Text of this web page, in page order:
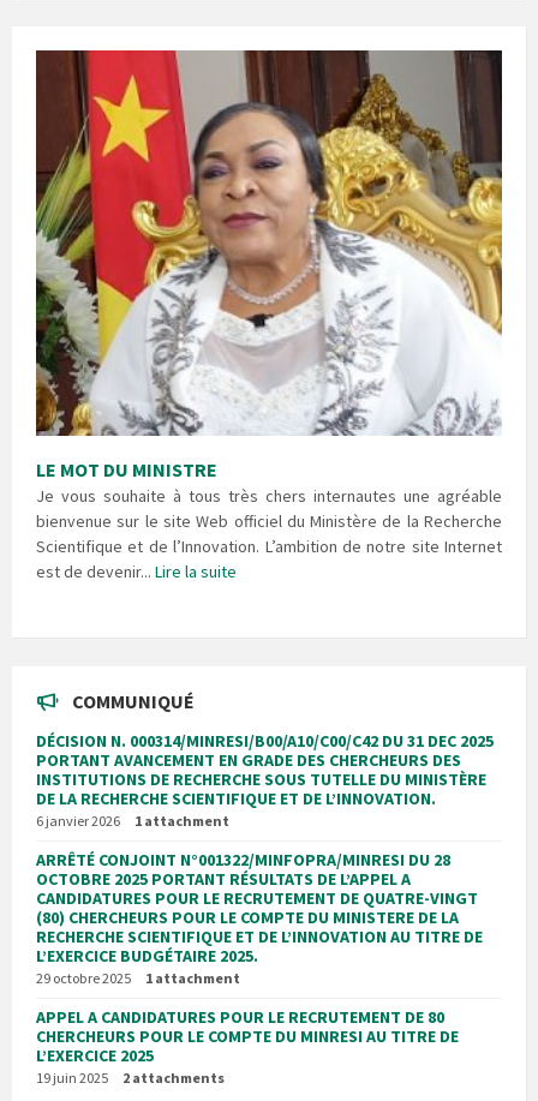
LE MOT DU MINISTRE
Je vous souhaite à tous très chers internautes une agréable
bienvenue sur le site Web officiel du Ministère de la Recherche
Scientifique et de l’Innovation. L’ambition de notre site Internet
est de devenir... Lire la suite
COMMUNIQUÉ
DÉCISION N. 000314/MINRESI/B00/A10/C00/C42 DU 31 DEC 2025
PORTANT AVANCEMENT EN GRADE DES CHERCHEURS DES
INSTITUTIONS DE RECHERCHE SOUS TUTELLE DU MINISTÈRE
DE LA RECHERCHE SCIENTIFIQUE ET DE L’INNOVATION.
6 janvier 2026 1 attachment
ARRÊTÉ CONJOINT N°001322/MINFOPRA/MINRESI DU 28
OCTOBRE 2025 PORTANT RÉSULTATS DE L’APPEL A
CANDIDATURES POUR LE RECRUTEMENT DE QUATRE-VINGT
(80) CHERCHEURS POUR LE COMPTE DU MINISTERE DE LA
RECHERCHE SCIENTIFIQUE ET DE L’INNOVATION AU TITRE DE
L’EXERCICE BUDGÉTAIRE 2025.
29 octobre 2025 1 attachment
APPEL A CANDIDATURES POUR LE RECRUTEMENT DE 80
CHERCHEURS POUR LE COMPTE DU MINRESI AU TITRE DE
L’EXERCICE 2025
19 juin 2025 2 attachments